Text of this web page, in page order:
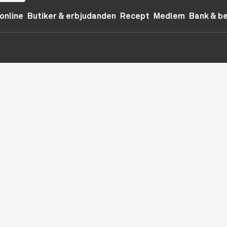
Butiker & erbjudanden Recept Medlem Bank &